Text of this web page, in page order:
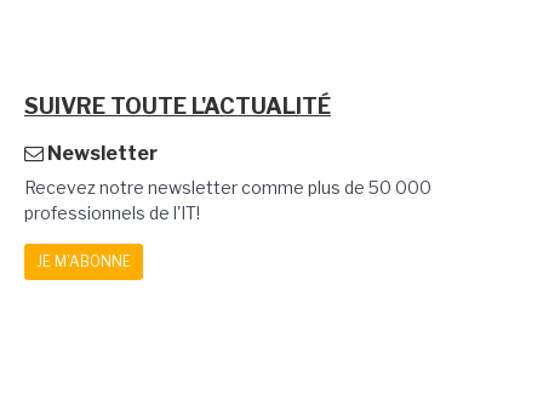
SUIVRE TOUTE L'ACTUALITÉ
Newsletter
Recevez notre newsletter comme plus de 50 000
professionnels de l'IT!
JE M'ABONNE